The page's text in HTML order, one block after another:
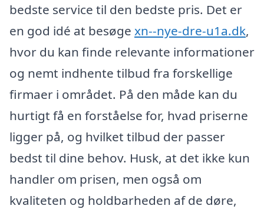
bedste service til den bedste pris. Det er
en god idé at besøge xn--nye-dre-u1a.dk,
hvor du kan finde relevante informationer
og nemt indhente tilbud fra forskellige
firmaer i området. På den måde kan du
hurtigt få en forståelse for, hvad priserne
ligger på, og hvilket tilbud der passer
bedst til dine behov. Husk, at det ikke kun
handler om prisen, men også om
kvaliteten og holdbarheden af de døre,